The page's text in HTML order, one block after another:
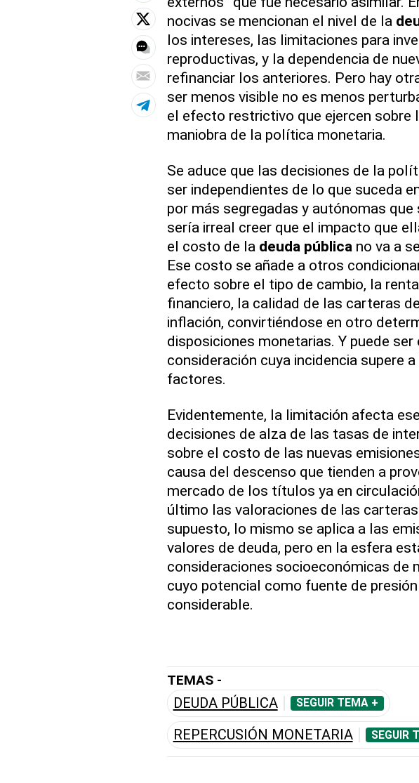
nocivas se mencionan el nivel de la
los intereses, las limitaciones para
reproductivas, y la dependencia de
refinanciar los anteriores. Pero hay
ser menos visible no es menos
el efecto restrictivo que ejercen sobre
maniobra de la política monetaria.
Se aduce que las decisiones de la
ser independientes de lo que suceda
por más segregadas y autónomas que
sería irreal creer que el impacto que
el costo de la deuda pública no va a
Ese costo se añade a otros
efecto sobre el tipo de cambio, la
financiero, la calidad de las carteras
inflación, convirtiéndose en otro
disposiciones monetarias. Y puede ser
consideración cuya incidencia supere
factores.
Evidentemente, la limitación afecta
decisiones de alza de las tasas de
sobre el costo de las nuevas
causa del descenso que tienden a
mercado de los títulos ya en
último las valoraciones de las
supuesto, lo mismo se aplica a las
valores de deuda, pero en la esfera
consideraciones socioeconómicas de
cuyo potencial como fuente de
considerable.
TEMAS -
DEUDA PÚBLICA SEGUIR TEMA +
REPERCUSIÓN MONETARIA SEGUIR